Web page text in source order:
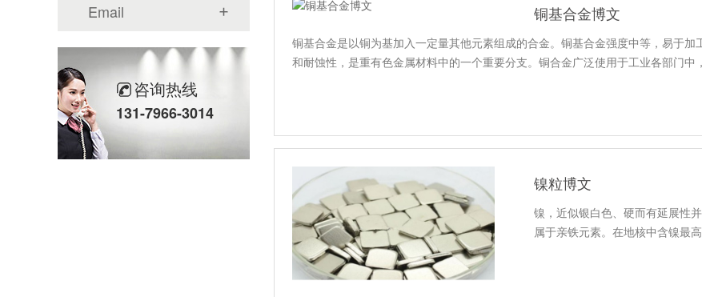
铜基合金博文
铜基合金是以铜为基加入一定量其他元素组成的合金。铜基合金强度中等，易于
和耐蚀性，是重有色金属材料中的一个重要分支。铜合金广泛使用于工业各部门
镍粒博文
镍，近似银白色、硬而有延展性
属于亲铁元素。在地核中含镍最
Email
咨询热线
131-7966-3014